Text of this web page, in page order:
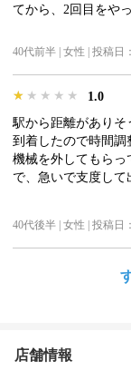
てから、2回目をや
40代前半 | 女性 | 投稿日
★★★★★
★★★★★
★★★★★
1.0
駅から距離がありそ
到着したので時間調
機械を外してもら
で、急いで支度し
ーポンのお客さん
チ感じられずやめま
40代後半 | 女性 | 投稿日
店舗情報